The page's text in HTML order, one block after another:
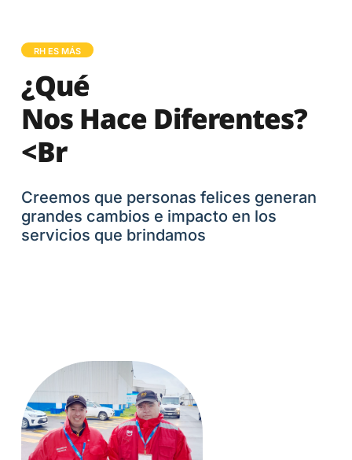
RH ES MÁS
¿Qué
Nos Hace Diferentes?
<br
Creemos que personas felices generan
grandes cambios e impacto en los
servicios que brindamos